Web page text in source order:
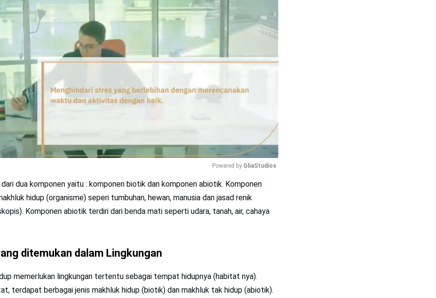
Mute
Powered by GliaStudios
dua komponen yaitu : komponen biotik dan komponen abiotik. Komponen
hidup (organisme) seperi tumbuhan, hewan, manusia dan jasad renik
Komponen abiotik terdiri dari benda mati seperti udara, tanah, air, cahaya
ditemukan dalam Lingkungan
memerlukan lingkungan tertentu sebagai tempat hidupnya (habitat nya).
terdapat berbagai jenis makhluk hidup (biotik) dan makhluk tak hidup (abiotik).